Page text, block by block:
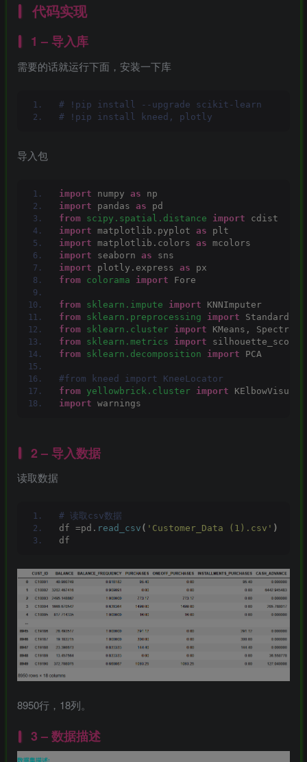
代码实现
1 – 导入库
需要的话就运行下面，安装一下库
# !pip install --upgrade scikit-learn
# !pip install kneed, plotly
导入包
import numpy as np
import pandas as pd
from scipy.spatial.distance import cdist
import matplotlib.pyplot as plt
import matplotlib.colors as mcolors
import seaborn as sns
import plotly.express as px
from colorama import Fore
from sklearn.impute import KNNImputer
from sklearn.preprocessing import
from sklearn.cluster import KMeans,
from sklearn.metrics import silhouette_score,
from sklearn.decomposition import PCA
#from kneed import KneeLocator
from yellowbrick.cluster import
import warnings
2 – 导入数据
读取数据
# 读取csv数据
df =pd. read_csv ( 'Customer_Data (1).csv' )
df
8950行，18列。
3 – 数据描述